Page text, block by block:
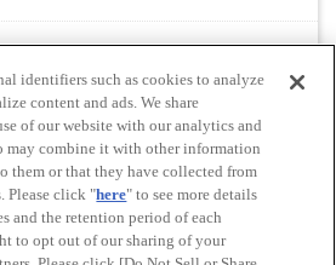
いですか？
は何ですか？
My Personal Information
identifiers such as cookies to analyze
content and ads. We share
of our website with our analytics and
may combine it with other information
them or that they have collected from
Please click "here" to see more details
and the retention period of each
to opt out of our sharing of your